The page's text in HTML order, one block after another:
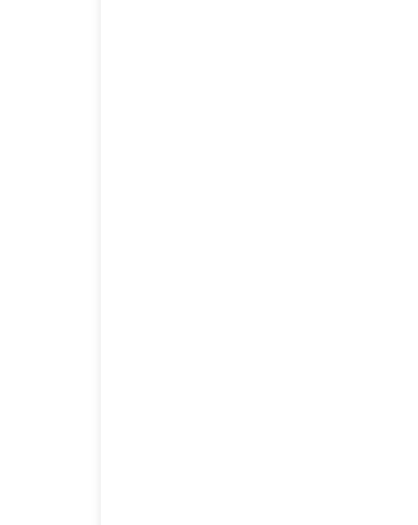
Descripción
¿No